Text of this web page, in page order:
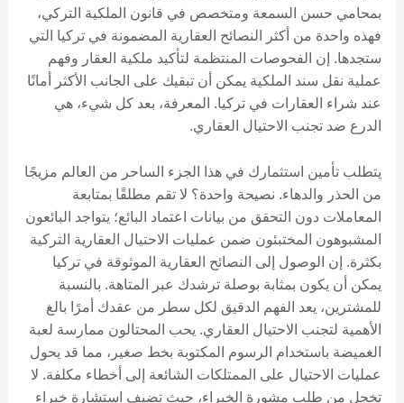
بمحامي حسن السمعة ومتخصص في قانون الملكية التركي،
فهذه واحدة من أكثر النصائح العقارية المضمونة في تركيا التي
ستجدها. إن الفحوصات المنتظمة لتأكيد ملكية العقار وفهم
عملية نقل سند الملكية يمكن أن تبقيك على الجانب الأكثر أمانًا
عند شراء العقارات في تركيا. المعرفة، بعد كل شيء، هي
الدرع ضد تجنب الاحتيال العقاري.
يتطلب تأمين استثمارك في هذا الجزء الساحر من العالم مزيجًا
من الحذر والدهاء. نصيحة واحدة؟ لا تقم مطلقًا بمتابعة
المعاملات دون التحقق من بيانات اعتماد البائع؛ يتواجد البائعون
المشبوهون المختبئون ضمن عمليات الاحتيال العقارية التركية
بكثرة. إن الوصول إلى النصائح العقارية الموثوقة في تركيا
يمكن أن يكون بمثابة بوصلة ترشدك عبر المتاهة. بالنسبة
للمشترين، يعد الفهم الدقيق لكل سطر من عقدك أمرًا بالغ
الأهمية لتجنب الاحتيال العقاري. يحب المحتالون ممارسة لعبة
الغميضة باستخدام الرسوم المكتوبة بخط صغير، مما قد يحول
عمليات الاحتيال على الممتلكات الشائعة إلى أخطاء مكلفة. لا
تخجل من طلب مشورة الخبراء، حيث تضيف استشارة خبراء